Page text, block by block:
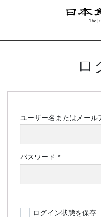
ロ
ユーザー名またはメー
パスワード *必
須
ログイン状態を保存